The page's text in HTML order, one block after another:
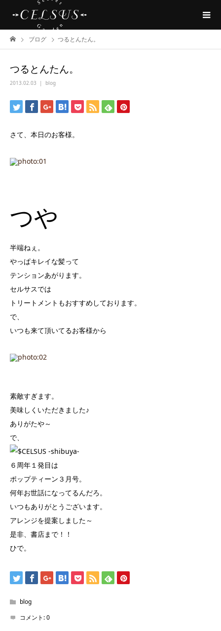
ブログ つるとんたん。
つるとんたん。
2013.02.03 blog
さて、本日のお客様。
つや
半端ねぇ。
やっぱキレイな髪って
テンションあがります。
セルサスでは
トリートメントもおすすめしております。
で、
いつも来て頂いてるお客様から
素敵すぎます。
美味しくいただきました♪
ありがたや～
で、
６周年１発目は
ポップティーン３月号。
何年お世話になってるんだろ。
いつもありがとうございます。
アレンジを提案しました～
是非、書店まで！！
ひで。
blog
コメント:0